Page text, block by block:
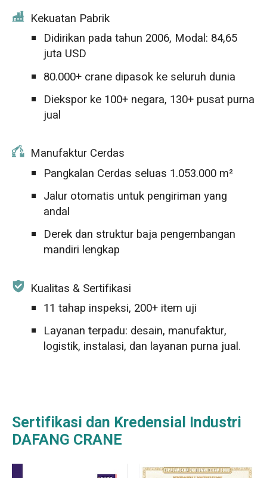
Kekuatan Pabrik
Didirikan pada tahun 2006, Modal: 84,65
juta USD
80.000+ crane dipasok ke seluruh dunia
Diekspor ke 100+ negara, 130+ pusat purna
jual
Manufaktur Cerdas
Pangkalan Cerdas seluas 1.053.000 m²
Jalur otomatis untuk pengiriman yang
andal
Derek dan struktur baja pengembangan
mandiri lengkap
Kualitas & Sertifikasi
11 tahap inspeksi, 200+ item uji
Layanan terpadu: desain, manufaktur,
logistik, instalasi, dan layanan purna jual.
Sertifikasi dan Kredensial Industri
DAFANG CRANE